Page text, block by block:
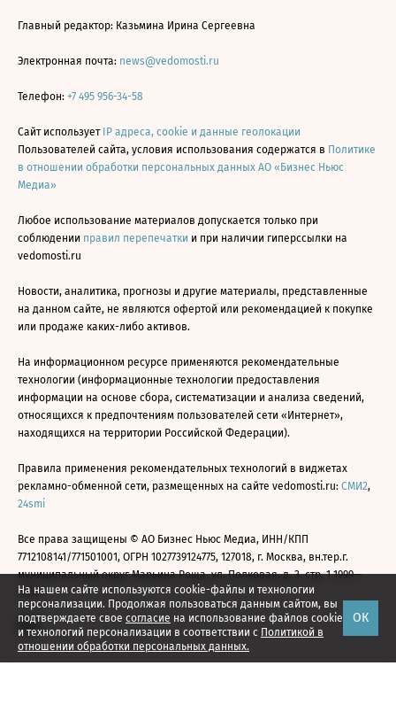
На нашем сайте используются cookie-файлы и технологии
персонализации. Продолжая пользоваться данным сайтом, вы
подтверждаете свое согласие на использование файлов cookie
и технологий персонализации в соответствии с Политикой в
отношении обработки персональных данных.
ОК
Главный редактор: Казьмина Ирина Сергеевна
Электронная почта: news@vedomosti.ru
Телефон: +7 495 956-34-58
Сайт использует IP адреса, cookie и данные геолокации
Пользователей сайта, условия использования содержатся в Политике
в отношении обработки персональных данных АО «Бизнес Ньюс
Медиа»
Любое использование материалов допускается только при
соблюдении правил перепечатки и при наличии гиперссылки на
vedomosti.ru
Новости, аналитика, прогнозы и другие материалы, представленные
на данном сайте, не являются офертой или рекомендацией к покупке
или продаже каких-либо активов.
На информационном ресурсе применяются рекомендательные
технологии (информационные технологии предоставления
информации на основе сбора, систематизации и анализа сведений,
относящихся к предпочтениям пользователей сети «Интернет»,
находящихся на территории Российской Федерации).
Правила применения рекомендательных технологий в виджетах
рекламно-обменной сети, размещенных на сайте vedomosti.ru: СМИ2,
24smi
Все права защищены © АО Бизнес Ньюс Медиа, ИНН/КПП
7712108141/771501001, ОГРН 1027739124775, 127018, г. Москва, вн.тер.г.
муниципальный округ Марьина Роща, ул. Полковая, д. 3, стр. 1 1999—
2026